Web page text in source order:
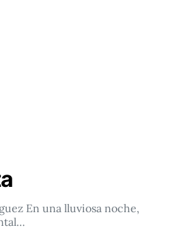
En una lluviosa noche,